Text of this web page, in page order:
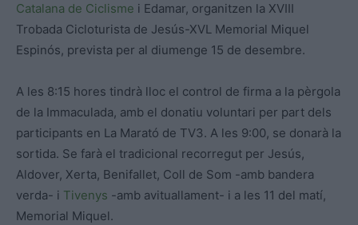
Catalana de Ciclisme i Edamar, organitzen la XVIII
Trobada Cicloturista de Jesús-XVL Memorial Miquel
Espinós, prevista per al diumenge 15 de desembre.
A les 8:15 hores tindrà lloc el control de firma a la pèrgola
de la Immaculada, amb el donatiu voluntari per part dels
participants en La Marató de TV3. A les 9:00, se donarà la
sortida. Se farà el tradicional recorregut per Jesús,
Aldover, Xerta, Benifallet, Coll de Som -amb bandera
verda- i Tivenys -amb avituallament- i a les 11 del matí,
Memorial Miquel.